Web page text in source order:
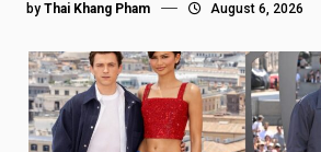
by Thai Khang Pham August 6, 2026